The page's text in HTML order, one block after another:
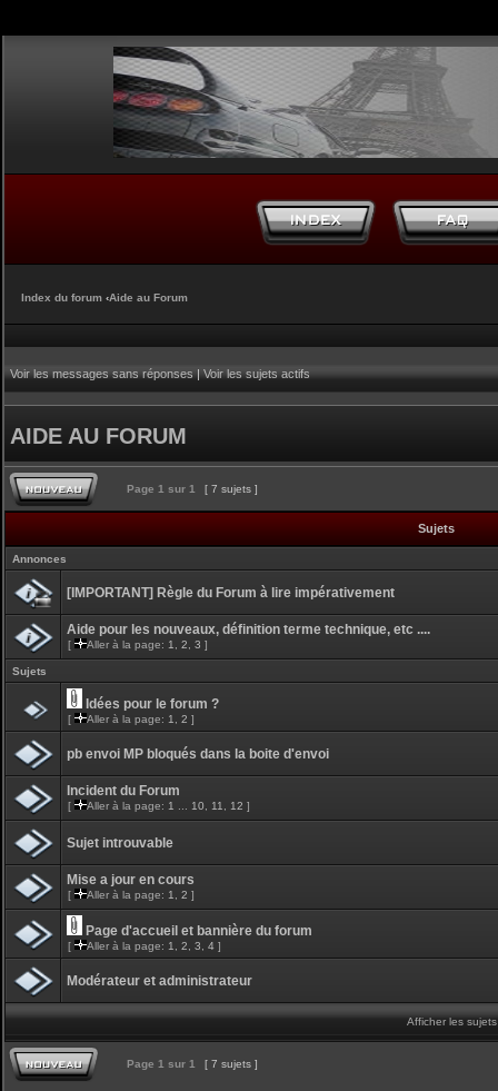
Index du forum ‹Aide au Forum
Voir les messages sans réponses|Voir les sujets actifs
AIDE AU FORUM
Page 1 sur 1 [ 7 sujets ]
Sujets
Annonces
[IMPORTANT] Règle du Forum à lire impérativement
Aide pour les nouveaux, définition terme technique, etc ....
[ Aller à la page: 1 2 3 ]
Sujets
Idées pour le forum ?
[ Aller à la page: 1 2 ]
pb envoi MP bloqués dans la boite d'envoi
Incident du Forum
[ Aller à la page: 1 10 11 12 ]
Sujet introuvable
Mise a jour en cours
[ Aller à la page: 1 2 ]
Page d'accueil et bannière du forum
[ Aller à la page: 1 2 3 4 ]
Modérateur et administrateur
Afficher les
Page 1 sur 1 [ 7 sujets ]